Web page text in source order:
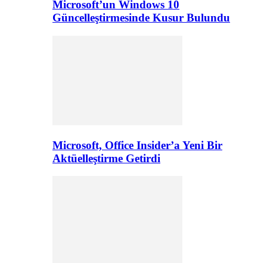
Microsoft’un Windows 10
Güncelleştirmesinde Kusur Bulundu
Microsoft, Office Insider’a Yeni Bir
Aktüelleştirme Getirdi